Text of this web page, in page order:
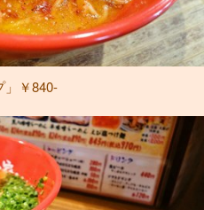
」￥840-